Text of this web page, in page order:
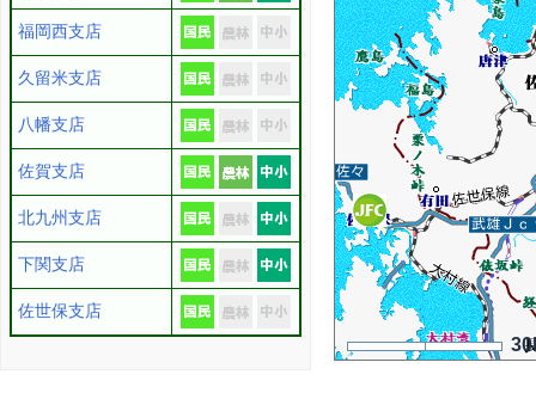
福岡西支店
久留米支店
八幡支店
佐賀支店
北九州支店
下関支店
佐世保支店